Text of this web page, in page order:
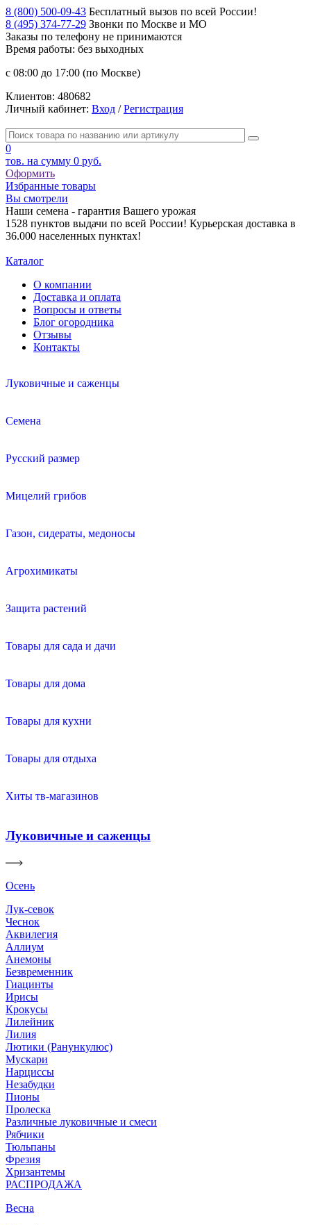
8 (800) 500-09-43 Бесплатный вызов по всей России!
8 (495) 374-77-29 Звонки по Москве и МО
Заказы по телефону не принимаются
Время работы: без выходных
с 08:00 до 17:00 (по Москве)
Клиентов: 480682
Личный кабинет: Вход /Регистрация
0
тов. на сумму 0 руб.
Оформить
Избранные товары
Вы смотрели
Наши семена - гарантия Вашего урожая
1528 пунктов выдачи по всей России! Курьерская доставка в
36.000 населенных пунктах!
Каталог
О компании
Доставка и оплата
Вопросы и ответы
Блог огородника
Отзывы
Контакты
Луковичные и саженцы
Семена
Русский размер
Мицелий грибов
Газон, сидераты, медоносы
Агрохимикаты
Защита растений
Товары для сада и дачи
Товары для дома
Товары для кухни
Товары для отдыха
Хиты тв-магазинов
Луковичные и саженцы
Осень
Лук-севок
Чеснок
Аквилегия
Аллиум
Анемоны
Безвременник
Гиацинты
Ирисы
Крокусы
Лилейник
Лилия
Лютики (Ранункулюс)
Мускари
Нарцисcы
Незабудки
Пионы
Пролеска
Различные луковичные и смеси
Рябчики
Тюльпаны
Фрезия
Хризантемы
РАСПРОДАЖА
Весна